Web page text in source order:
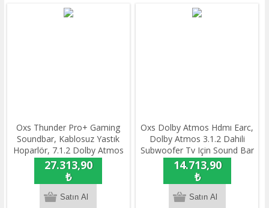
Oxs Thunder Pro+ Gaming
Soundbar, Kablosuz Yastık
Hoparlör, 7.1.2 Dolby Atmos
Hdmı Earc, 3D Ses, Güçlü
Dahili Woofer
27.313,90
₺
Oxs Dolby Atmos Hdmı Earc,
Dolby Atmos 3.1.2 Dahili
Subwoofer Tv Için Sound Bar
14.713,90
₺